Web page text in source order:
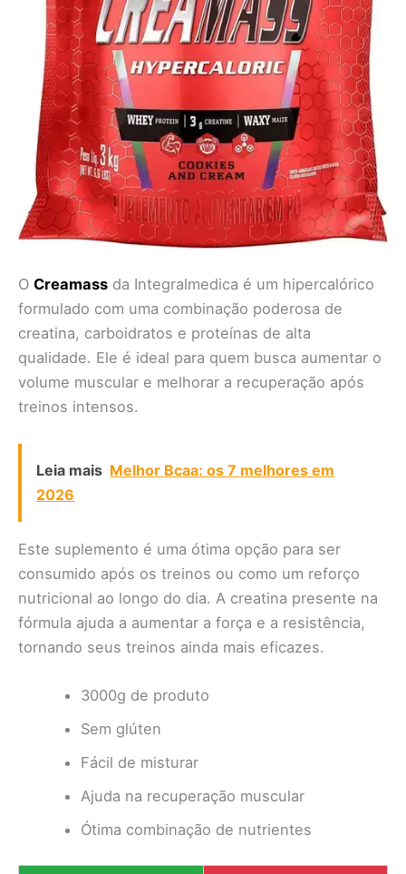
O Creamass da Integralmedica é um hipercalórico
formulado com uma combinação poderosa de
creatina, carboidratos e proteínas de alta
qualidade. Ele é ideal para quem busca aumentar o
volume muscular e melhorar a recuperação após
treinos intensos.
Leia mais Melhor Bcaa: os 7 melhores em
2026
Este suplemento é uma ótima opção para ser
consumido após os treinos ou como um reforço
nutricional ao longo do dia. A creatina presente na
fórmula ajuda a aumentar a força e a resistência,
tornando seus treinos ainda mais eficazes.
3000g de produto
Sem glúten
Fácil de misturar
Ajuda na recuperação muscular
Ótima combinação de nutrientes